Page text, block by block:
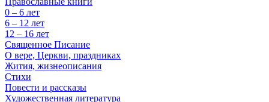
0 – 6 лет
6 – 12 лет
12 – 16 лет
Священное Писание
О вере, Церкви, праздниках
Жития, жизнеописания
Стихи
Повести и рассказы
Художественная литература